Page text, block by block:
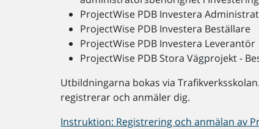
ProjectWise PDB Investera
ProjectWise PDB Investera Beställare
ProjectWise PDB Investera Leverantör
ProjectWise PDB Stora Vägprojekt -
Utbildningarna bokas via
registrerar och anmäler dig.
Instruktion: Registrering och anmälan av